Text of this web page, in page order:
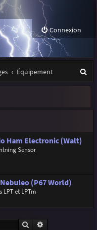
Connexion
Équipement
e
e
Ham Electronic (Walt)
Sensor
(P67 World)
et LPTm
Rechercher